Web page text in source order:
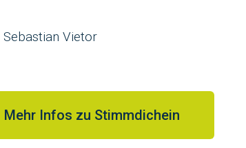
Sebastian Vietor
Mehr Infos zu Stimmdichein